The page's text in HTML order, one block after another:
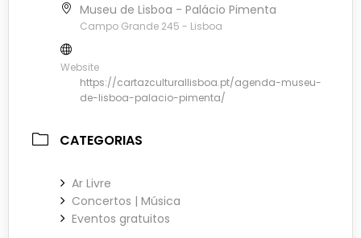
Museu de Lisboa - Palácio Pimenta
Campo Grande 245 - Lisboa
Website
https://cartazculturallisboa.pt/agenda-museu-
de-lisboa-palacio-pimenta/
CATEGORIAS
Ar Livre
Concertos | Música
Eventos gratuitos